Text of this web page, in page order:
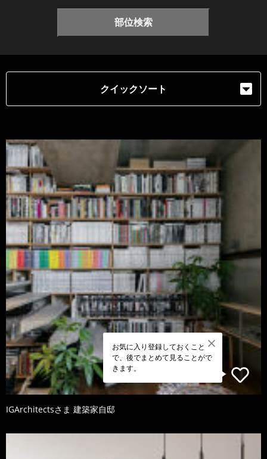
部位検索
クイックソート
お気に入り登録しておくこと
で、後でまとめて見ることがで
きます。
IGArchitectsさま 建築家自邸